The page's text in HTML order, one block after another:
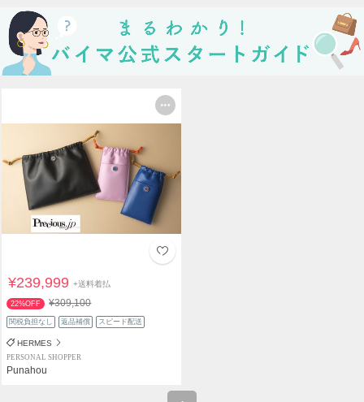
¥239,999+送料着払
22%OFF ¥309,100
関税負担なし 返品補償 スピード配送
HERMES
PERSONAL SHOPPER
Punahou